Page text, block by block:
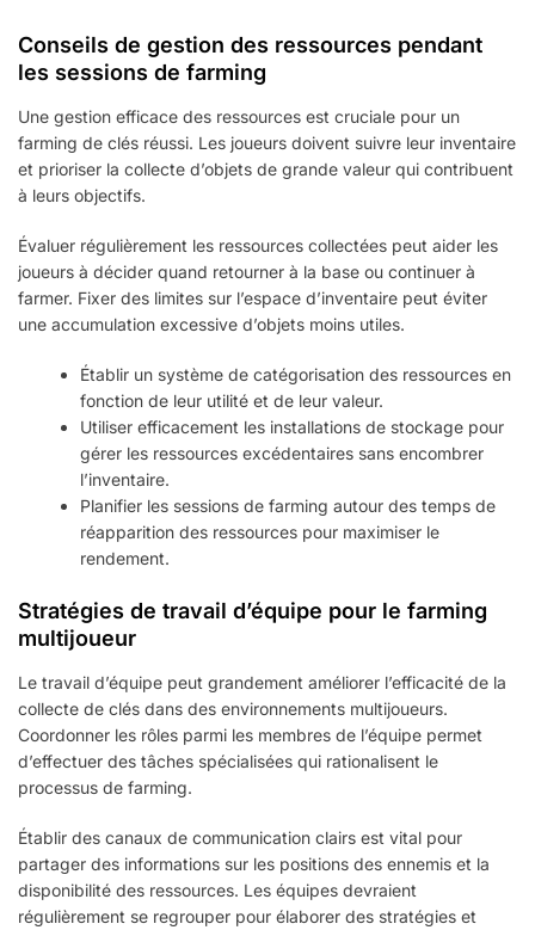
Conseils de gestion des ressources pendant
les sessions de farming
Une gestion efficace des ressources est cruciale pour un
farming de clés réussi. Les joueurs doivent suivre leur inventaire
et prioriser la collecte d’objets de grande valeur qui contribuent
à leurs objectifs.
Évaluer régulièrement les ressources collectées peut aider les
joueurs à décider quand retourner à la base ou continuer à
farmer. Fixer des limites sur l’espace d’inventaire peut éviter
une accumulation excessive d’objets moins utiles.
Établir un système de catégorisation des ressources en
fonction de leur utilité et de leur valeur.
Utiliser efficacement les installations de stockage pour
gérer les ressources excédentaires sans encombrer
l’inventaire.
Planifier les sessions de farming autour des temps de
réapparition des ressources pour maximiser le
rendement.
Stratégies de travail d’équipe pour le farming
multijoueur
Le travail d’équipe peut grandement améliorer l’efficacité de la
collecte de clés dans des environnements multijoueurs.
Coordonner les rôles parmi les membres de l’équipe permet
d’effectuer des tâches spécialisées qui rationalisent le
processus de farming.
Établir des canaux de communication clairs est vital pour
partager des informations sur les positions des ennemis et la
disponibilité des ressources. Les équipes devraient
régulièrement se regrouper pour élaborer des stratégies et